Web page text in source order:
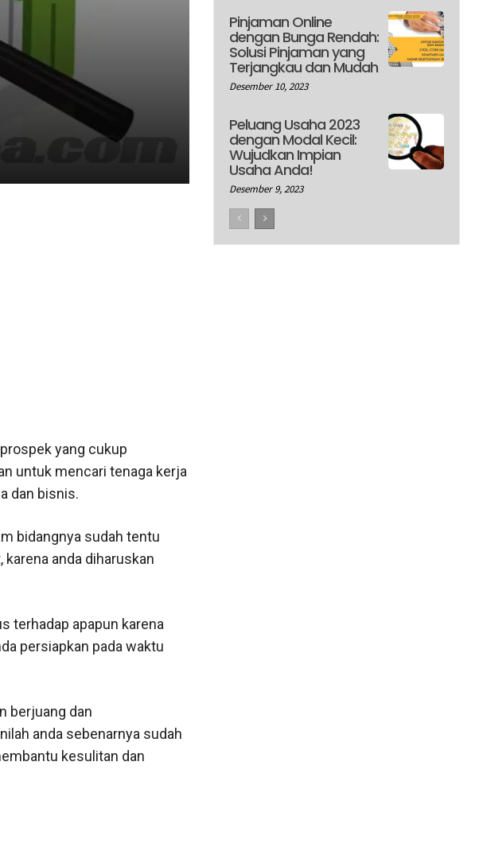
yang cukup
untuk mencari tenaga kerja
dan bisnis.
bidangnya sudah tentu
anda diharuskan
terhadap apapun karena
persiapkan pada waktu
berjuang dan
anda sebenarnya sudah
kesulitan dan
Pinjaman Online
dengan Bunga Rendah:
Solusi Pinjaman yang
Terjangkau dan Mudah
Desember 10, 2023
Peluang Usaha 2023
dengan Modal Kecil:
Wujudkan Impian
Usaha Anda!
Desember 9, 2023